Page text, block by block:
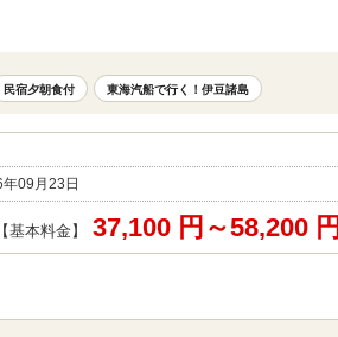
民宿夕朝食付 東海汽船で行く！伊豆諸島
09月23日
【基本料金】 37,100 円～58,200 円